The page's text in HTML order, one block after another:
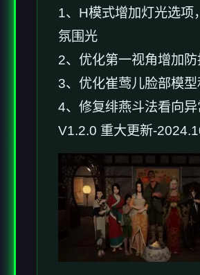
1、H模式增加灯光选项
氛围光
2、优化第一视角增加防
3、优化崔莺儿脸部模
4、修复绯燕斗法看向异
V1.2.0 重大更新-